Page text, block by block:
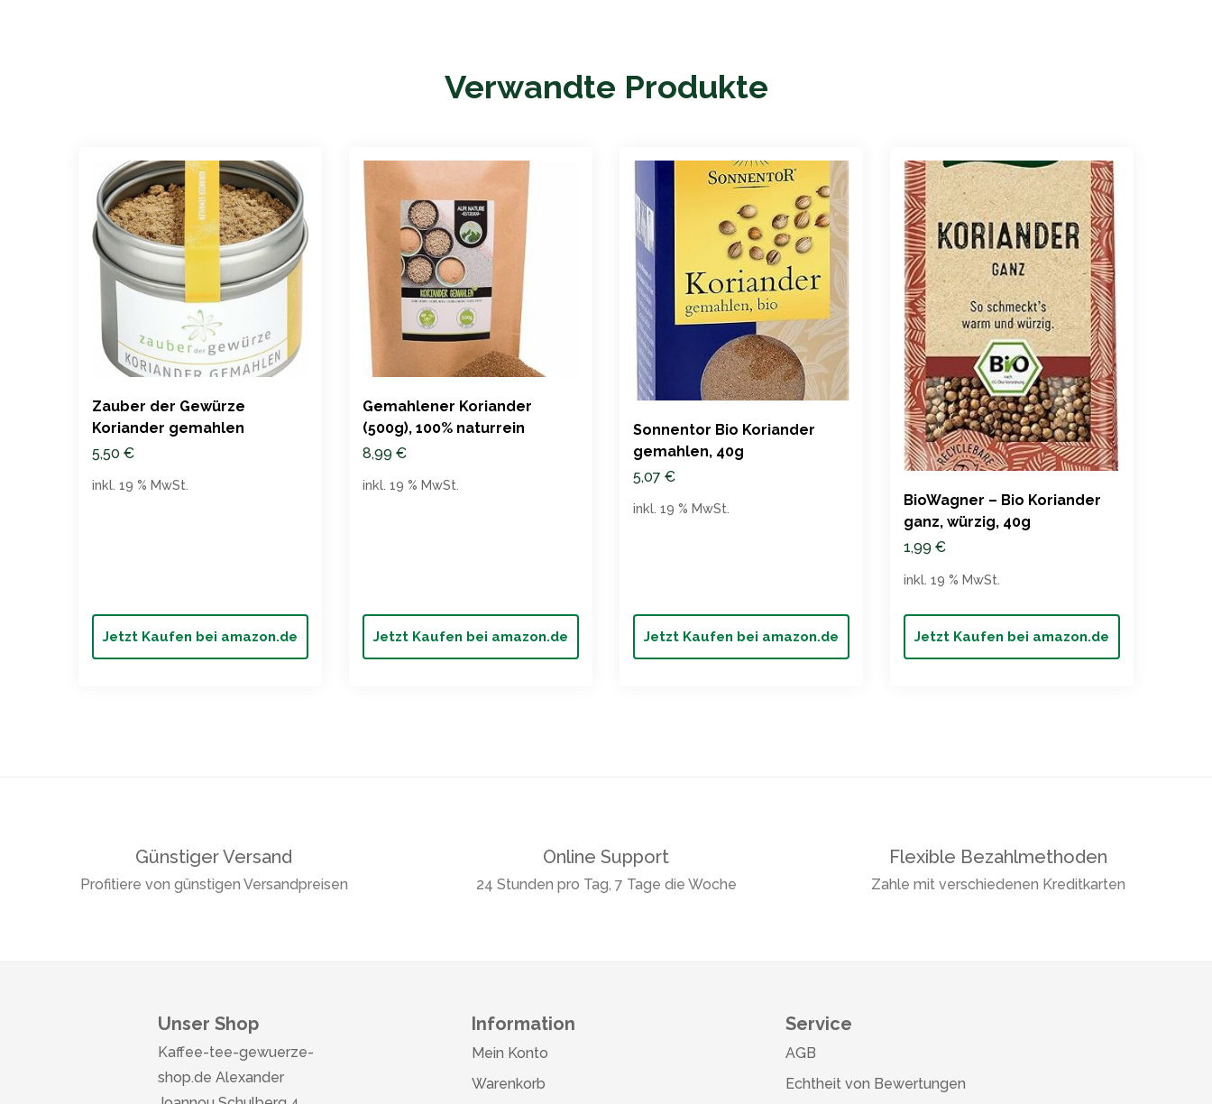
Verwandte Produkte
Zauber der Gewürze
Koriander gemahlen
5,50 €
Jetzt Kaufen bei amazon.de
inkl. 19 % MwSt.
Gemahlener Koriander
(500g), 100% naturrein
8,99 €
Jetzt Kaufen bei amazon.de
inkl. 19 % MwSt.
Sonnentor Bio Koriander
gemahlen, 40g
5,07 €
Jetzt Kaufen bei amazon.de
inkl. 19 % MwSt.
BioWagner – Bio Koriander
ganz, würzig, 40g
1,99 €
Jetzt Kaufen bei amazon.de
inkl. 19 % MwSt.
Günstiger Versand
Profitiere von günstigen Versandpreisen
Online Support
24 Stunden pro Tag, 7 Tage die Woche
Flexible Bezahlmethoden
Zahle mit verschiedenen Kreditkarten
Unser Shop
Kaffee-tee-gewuerze-
shop.de Alexander
Information
Mein Konto
Warenkorb
Service
AGB
Echtheit von Bewertungen